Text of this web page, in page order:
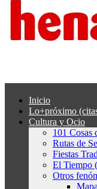
Inicio
Lo+próximo
Cultura y Ocio
101 Cosas
Rutas de
Fiestas
El Tiempo
Otros